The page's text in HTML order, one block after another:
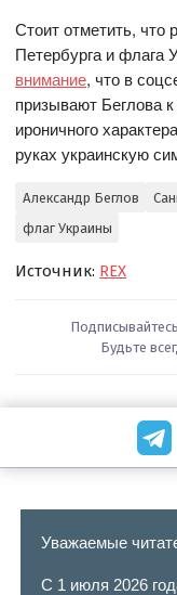
Стоит отметить, что
Петербурга и
внимание, что в
призывают Беглова
ироничного
руках украинскую
Александр Беглов
флаг Украины
Источник: REX
Будьте
Уважаемые
С 1 июля 2026